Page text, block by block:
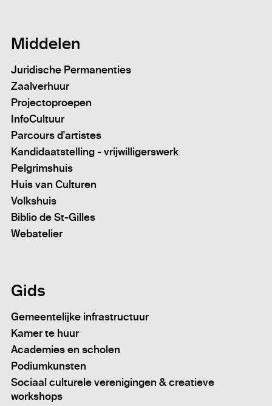
Middelen
Juridische Permanenties
Zaalverhuur
Projectoproepen
InfoCultuur
Parcours d'artistes
Kandidaatstelling - vrijwilligerswerk
Pelgrimshuis
Huis van Culturen
Volkshuis
Biblio de St-Gilles
Webatelier
Gids
Gemeentelijke infrastructuur
Kamer te huur
Academies en scholen
Podiumkunsten
Sociaal culturele verenigingen & creatieve
workshops